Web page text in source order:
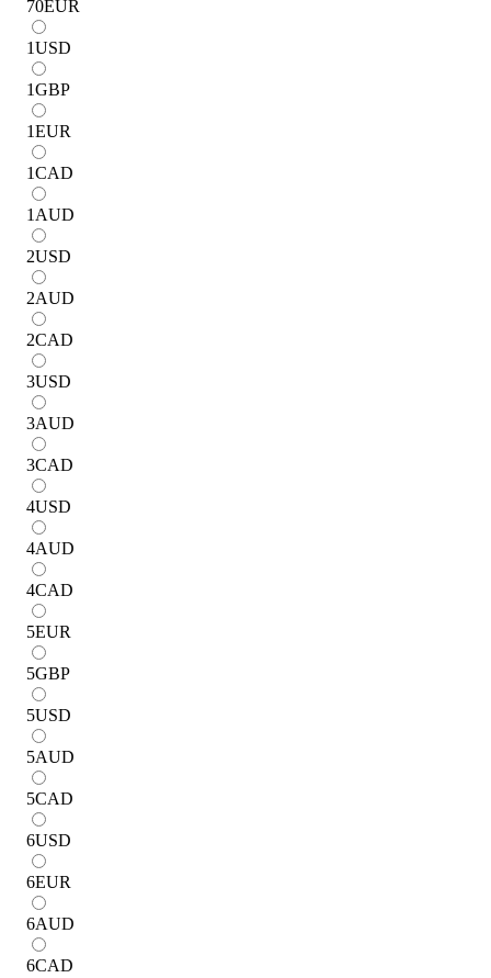
70EUR
1USD
1GBP
1EUR
1CAD
1 AUD
2USD
2AUD
2CAD
3USD
3AUD
3CAD
4USD
4AUD
4CAD
5EUR
5GBP
5USD
5AUD
5CAD
6USD
6EUR
6AUD
6CAD